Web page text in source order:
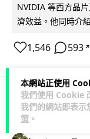
本網站正使用
我們使用 Cookie
我們的網站即表示
策 。
NVIDIA 等西方晶
濟效益。他同時介
1,546 593 ↗
科技娛樂 生活